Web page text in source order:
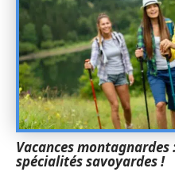
Vacances montagnardes
spécialités savoyardes !